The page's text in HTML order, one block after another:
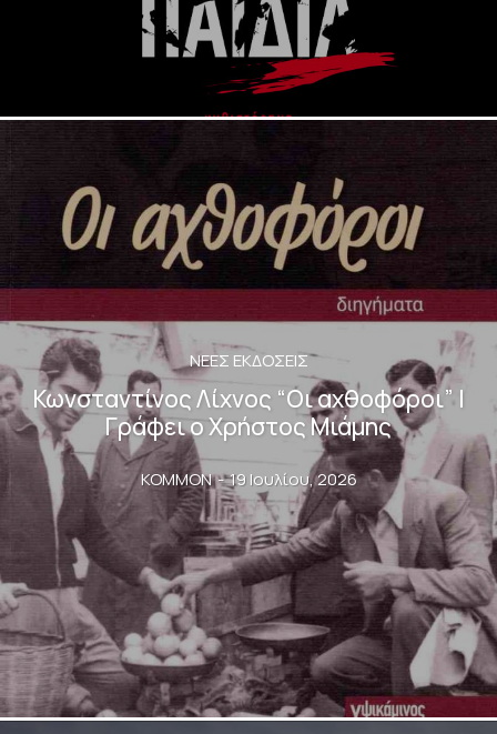
ΝΈΕΣ ΕΚΔΌΣΕΙΣ
Κωνσταντίνος Λίχνος “Οι αχθοφόροι” |
Γράφει ο Χρήστος Μιάμης
KOMMON - 19 Ιουλίου, 2026